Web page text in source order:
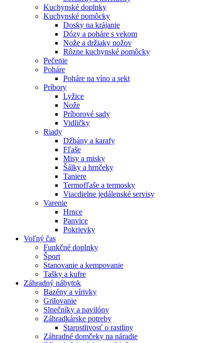
Kuchynské doplnky
Kuchynské pomôcky
Dosky na krájanie
Dózy a poháre s vekom
Nože a držiaky nožov
Rôzne kuchynské pomôcky
Pečenie
Poháre
Poháre na víno a sekt
Príbory
Lyžice
Nože
Príborové sady
Vidličky
Riady
Džbány a karafy
Fľaše
Misy a misky
Šálky a hrnčeky
Taniere
Termofľaše a termosky
Viacdielne jedálenské servisy
Varenie
Hrnce
Panvice
Pokrievky
Voľný čas
Funkčné doplnky
Šport
Stanovanie a kempovanie
Tašky a kufre
Záhradný nábytok
Bazény a vírivky
Grilovanie
Slnečníky a pavilóny
Záhradkárske potreby
Starostlivosť o rastliny
Záhradné domčeky na náradie